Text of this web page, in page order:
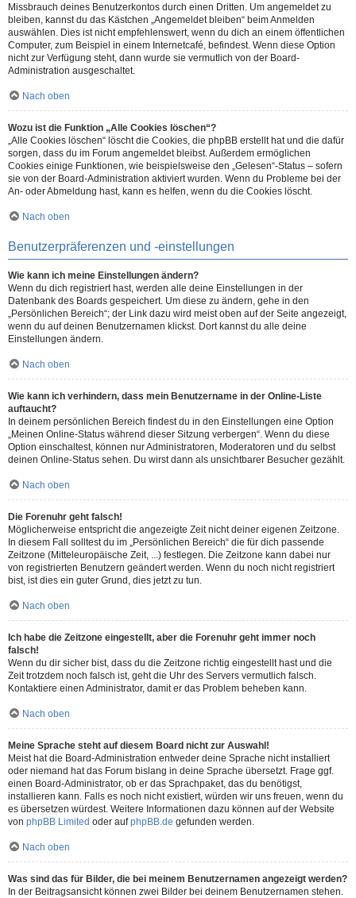
Missbrauch deines Benutzerkontos durch einen Dritten. Um angemeldet zu
bleiben, kannst du das Kästchen „Angemeldet bleiben“ beim Anmelden
auswählen. Dies ist nicht empfehlenswert, wenn du dich an einem öffentlichen
Computer, zum Beispiel in einem Internetcafé, befindest. Wenn diese Option
nicht zur Verfügung steht, dann wurde sie vermutlich von der Board-
Administration ausgeschaltet.
Nach oben
Wozu ist die Funktion „Alle Cookies löschen“?
„Alle Cookies löschen“ löscht die Cookies, die phpBB erstellt hat und die dafür
sorgen, dass du im Forum angemeldet bleibst. Außerdem ermöglichen
Cookies einige Funktionen, wie beispielsweise den „Gelesen“-Status – sofern
sie von der Board-Administration aktiviert wurden. Wenn du Probleme bei der
An- oder Abmeldung hast, kann es helfen, wenn du die Cookies löscht.
Nach oben
Benutzerpräferenzen und -einstellungen
Wie kann ich meine Einstellungen ändern?
Wenn du dich registriert hast, werden alle deine Einstellungen in der
Datenbank des Boards gespeichert. Um diese zu ändern, gehe in den
„Persönlichen Bereich“; der Link dazu wird meist oben auf der Seite angezeigt,
wenn du auf deinen Benutzernamen klickst. Dort kannst du alle deine
Einstellungen ändern.
Nach oben
Wie kann ich verhindern, dass mein Benutzername in der Online-Liste
auftaucht?
In deinem persönlichen Bereich findest du in den Einstellungen eine Option
„Meinen Online-Status während dieser Sitzung verbergen“. Wenn du diese
Option einschaltest, können nur Administratoren, Moderatoren und du selbst
deinen Online-Status sehen. Du wirst dann als unsichtbarer Besucher gezählt.
Nach oben
Die Forenuhr geht falsch!
Möglicherweise entspricht die angezeigte Zeit nicht deiner eigenen Zeitzone.
In diesem Fall solltest du im „Persönlichen Bereich“ die für dich passende
Zeitzone (Mitteleuropäische Zeit, ...) festlegen. Die Zeitzone kann dabei nur
von registrierten Benutzern geändert werden. Wenn du noch nicht registriert
bist, ist dies ein guter Grund, dies jetzt zu tun.
Nach oben
Ich habe die Zeitzone eingestellt, aber die Forenuhr geht immer noch
falsch!
Wenn du dir sicher bist, dass du die Zeitzone richtig eingestellt hast und die
Zeit trotzdem noch falsch ist, geht die Uhr des Servers vermutlich falsch.
Kontaktiere einen Administrator, damit er das Problem beheben kann.
Nach oben
Meine Sprache steht auf diesem Board nicht zur Auswahl!
Meist hat die Board-Administration entweder deine Sprache nicht installiert
oder niemand hat das Forum bislang in deine Sprache übersetzt. Frage ggf.
einen Board-Administrator, ob er das Sprachpaket, das du benötigst,
installieren kann. Falls es noch nicht existiert, würden wir uns freuen, wenn du
es übersetzen würdest. Weitere Informationen dazu können auf der Website
von phpBB Limited oder aufphpBB.de gefunden werden.
Nach oben
Was sind das für Bilder, die bei meinem Benutzernamen angezeigt werden?
In der Beitragsansicht können zwei Bilder bei deinem Benutzernamen stehen.